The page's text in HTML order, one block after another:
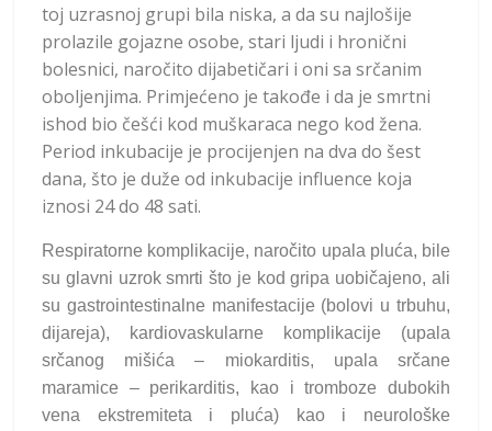
toj uzrasnoj grupi bila niska, a da su najlošije
prolazile gojazne osobe, stari ljudi i hronični
bolesnici, naročito dijabetičari i oni sa srčanim
oboljenjima. Primjećeno je takođe i da je smrtni
ishod bio češći kod muškaraca nego kod žena.
Period inkubacije je procijenjen na dva do šest
dana, što je duže od inkubacije influence koja
iznosi 24 do 48 sati.
Respiratorne komplikacije, naročito upala pluća, bile
su glavni uzrok smrti što je kod gripa uobičajeno, ali
su gastrointestinalne manifestacije (bolovi u trbuhu,
dijareja), kardiovaskularne komplikacije (upala
srčanog mišića – miokarditis, upala srčane
maramice – perikarditis, kao i tromboze dubokih
vena ekstremiteta i pluća) kao i neurološke